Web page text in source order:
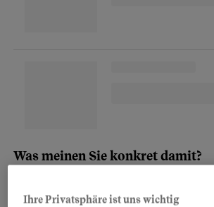
Was meinen Sie konkret damit?
Teil der Menschen eine
Ihre Privatsphäre ist uns wichtig